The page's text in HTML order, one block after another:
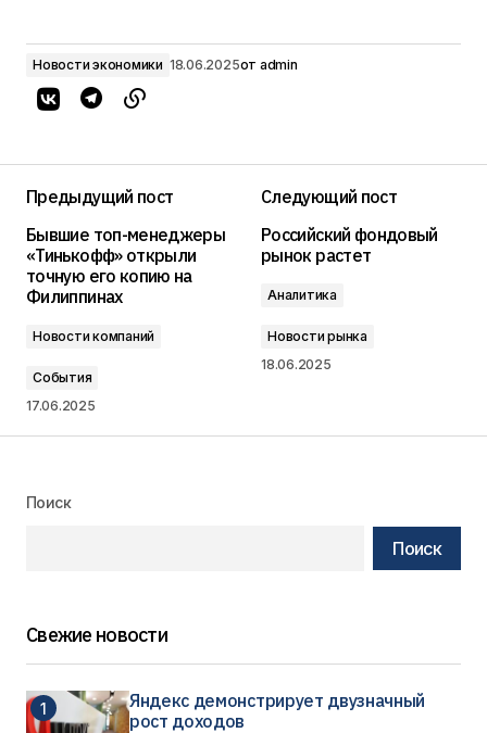
Новости экономики 18.06.2025от admin
Предыдущий пост
Бывшие топ-менеджеры
«Тинькофф» открыли
точную его копию на
Филиппинах
Новости компаний
События
17.06.2025
Следующий пост
Российский фондовый
рынок растет
Аналитика
Новости рынка
18.06.2025
Поиск
Поиск
Свежие новости
Яндекс демонстрирует двузначный
рост доходов